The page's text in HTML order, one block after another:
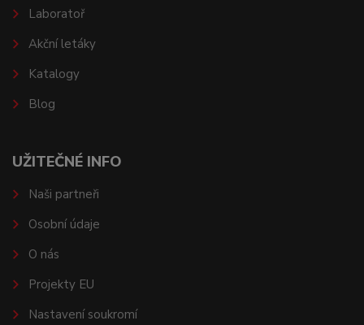
Laboratoř
Akční letáky
Katalogy
Blog
UŽITEČNÉ INFO
Naši partneři
Osobní údaje
O nás
Projekty EU
Nastavení soukromí